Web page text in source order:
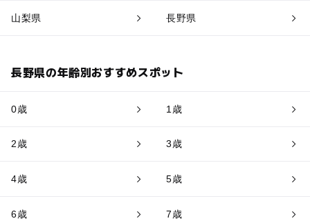
山梨県 長野県
長野県の年齢別おすすめスポット
0歳 1歳
2歳 3歳
4歳 5歳
6歳 7歳